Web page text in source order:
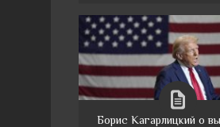
Борис Кагарлицкий о